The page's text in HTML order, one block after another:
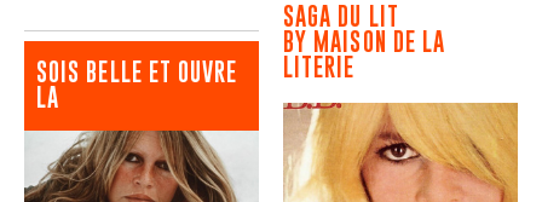
SOIS BELLE ET OUVRE
LA
SAGA DU LIT
BY MAISON DE LA
LITERIE